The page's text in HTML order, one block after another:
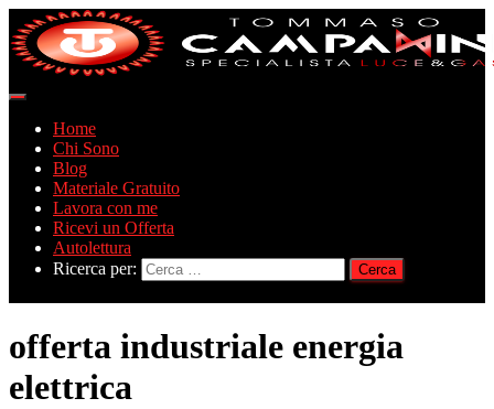
Navigazione
toggleHome
Chi Sono
Blog
Materiale Gratuito
Lavora con me
Ricevi un Offerta
Autolettura
Ricerca per:
offerta industriale energia
elettrica